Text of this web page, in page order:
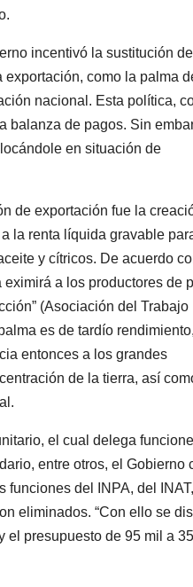
incentivó la sustitución de
como la palma
nacional. Esta política,
balanza de pagos. Sin
en situación de
de exportación fue la
la renta líquida gravable
y cítricos. De acuerdo
a los productores de
(Asociación del Trabajo
es de tardío
entonces a los grandes
de la tierra, así
el cual delega
entre otros, el Gobierno
del INPA, del
eliminados. “Con ello se
presupuesto de 95 mil a 35